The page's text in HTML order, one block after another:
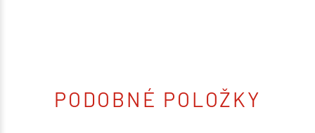
PODOBNÉ POLOŽKY